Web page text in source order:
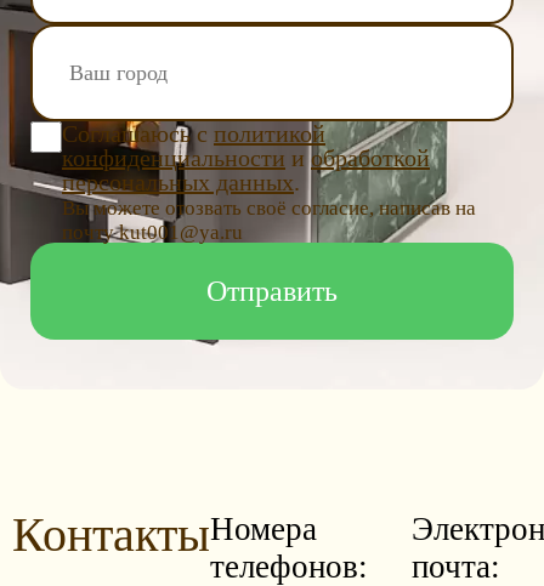
Соглашаюсь с политикой
конфиденциальности и обработкой
персональных данных.
Вы можете отозвать своё согласие, написав на
почту kut001@ya.ru
КонтактыНомера
телефонов:
почта: